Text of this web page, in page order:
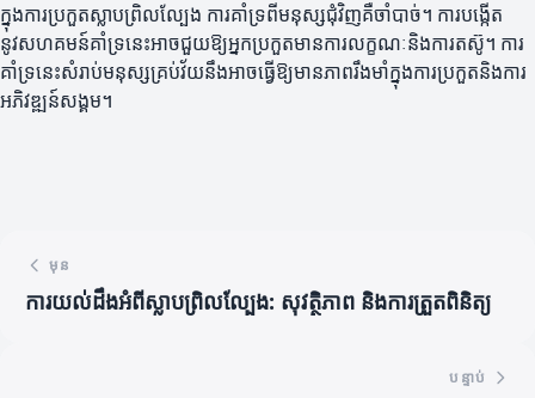
ក្នុងការប្រកួតស្លាបព្រិលល្បែង ការគាំទ្រពីមនុស្សជុំវិញគឺចាំបាច់។ ការបង្កើត
នូវសហគមន៍គាំទ្រនេះអាចជួយឱ្យអ្នកប្រកួតមានការលក្ខណៈនិងការតស៊ូ។ ការ
គាំទ្រនេះសំរាប់មនុស្សគ្រប់វ័យនឹងអាចធ្វើឱ្យមានភាពរឹងមាំក្នុងការប្រកួតនិងការ
អភិវឌ្ឍន៍សង្គម។
មុន
ការយល់ដឹងអំពីស្លាបព្រិលល្បែង: សុវត្ថិភាព និងការត្រួតពិនិត្យ
បន្ទាប់